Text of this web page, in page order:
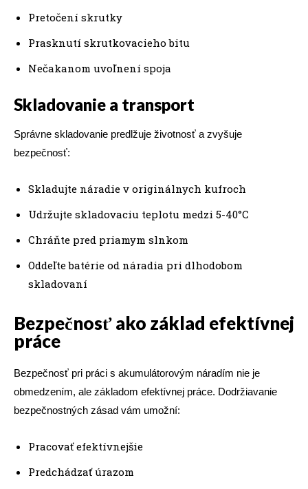
Pretočení skrutky
Prasknutí skrutkovacieho bitu
Nečakanom uvoľnení spoja
Skladovanie a transport
Správne skladovanie predlžuje životnosť a zvyšuje
bezpečnosť:
Skladujte náradie v originálnych kufroch
Udržujte skladovaciu teplotu medzi 5-40°C
Chráňte pred priamym slnkom
Oddeľte batérie od náradia pri dlhodobom
skladovaní
Bezpečnosť ako základ efektívnej
práce
Bezpečnosť pri práci s akumulátorovým náradím nie je
obmedzením, ale základom efektívnej práce. Dodržiavanie
bezpečnostných zásad vám umožní:
Pracovať efektívnejšie
Predchádzať úrazom